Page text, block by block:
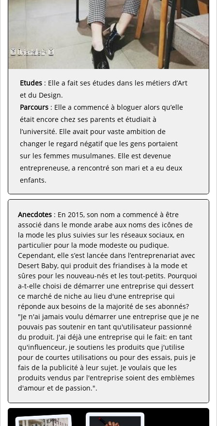
Etudes : Elle a fait ses études dans les métiers d’Art
et du Design.
Parcours : Elle a commencé à bloguer alors qu’elle
était encore chez ses parents et étudiait à
l’université. Elle avait pour vaste ambition de
changer le regard négatif que les gens portaient
sur les femmes musulmanes. Elle est devenue
entrepreneuse, a rencontré son mari et a eu deux
enfants.
Anecdotes : En 2015, son nom a commencé à être
associé dans le monde arabe aux noms des icônes de
la mode les plus suivies sur les réseaux sociaux, en
particulier pour la mode modeste ou pudique.
Cependant, elle s’est lancée dans l’entreprenariat avec
Desert Baby, qui produit des friandises à la mode et
sûres pour les nouveau-nés et les tout-petits. Pourquoi
a-t-elle choisi de démarrer une entreprise qui dessert
ce marché de niche au lieu d'une entreprise qui
réponde aux besoins de la majorité de ses abonnés?
"Je n'ai jamais voulu démarrer une entreprise que je ne
pouvais pas soutenir en tant qu'utilisateur passionné
du produit. J'ai déjà une entreprise qui le fait: en tant
qu'influenceur, je soutiens les produits que j'utilise
pour de courtes utilisations ou pour des essais, puis je
fais de la publicité à leur sujet. Je voulais que les
produits vendus par l'entreprise soient des emblèmes
d'amour et de passion.".